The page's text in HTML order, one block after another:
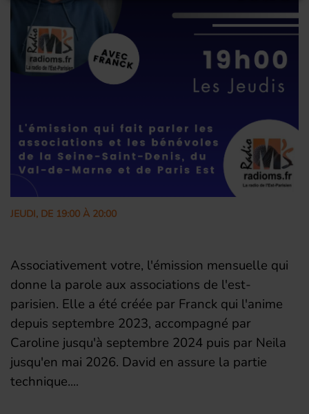
JEUDI, DE 19:00 À 20:00
Associativement votre, l'émission mensuelle qui
donne la parole aux associations de l'est-
parisien. Elle a été créée par Franck qui l'anime
depuis septembre 2023, accompagné par
Caroline jusqu'à septembre 2024 puis par Neila
jusqu'en mai 2026. David en assure la partie
technique.